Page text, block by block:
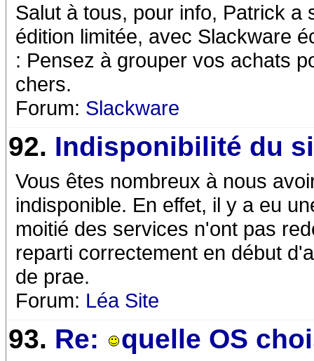
Salut à tous, pour info, Patrick
édition limitée, avec Slackware
: Pensez à grouper vos achats
chers.
Forum: Slackware
92. Indisponibilité du
Vous êtes nombreux à nous
indisponible. En effet, il y a eu
moitié des services n'ont pas
reparti correctement en début
de prae.
Forum: Léa Site
93. Re: quelle OS